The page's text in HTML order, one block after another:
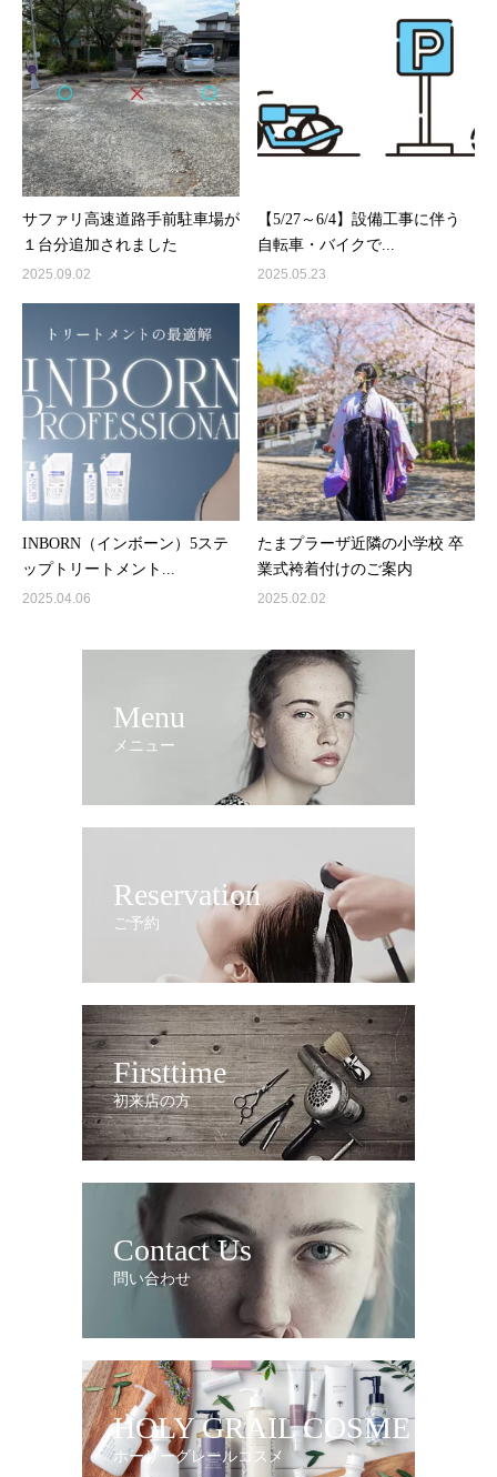
サファリ高速道路手前駐車場が
１台分追加されました
2025.09.02
【5/27～6/4】設備工事に伴う
自転車・バイクで...
2025.05.23
INBORN（インボーン）5ステ
ップトリートメント...
2025.04.06
たまプラーザ近隣の小学校 卒
業式袴着付けのご案内
2025.02.02
Menu
メニュー
Reservation
ご予約
Firsttime
初来店の方
Contact Us
問い合わせ
HOLY GRAIL COSME
ホーリーグレールコスメ